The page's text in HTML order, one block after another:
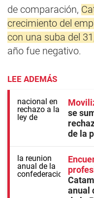
de comparación,
crecimiento del
con una suba del
año fue negativo.
LEE ADEMÁS
se
de la
anual